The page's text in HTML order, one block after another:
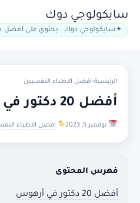
سايكولوجي دوك
سايكولوجي دوك : يحتوي على افضل
الرئيسية›افضل الاطباء النفسيين
أفضل 20 دكتور في أرهوس
نوفمبر 5, 2023 افضل الاطباء
فهرس المحتوى
أفضل 20 دكتور في أرهوس